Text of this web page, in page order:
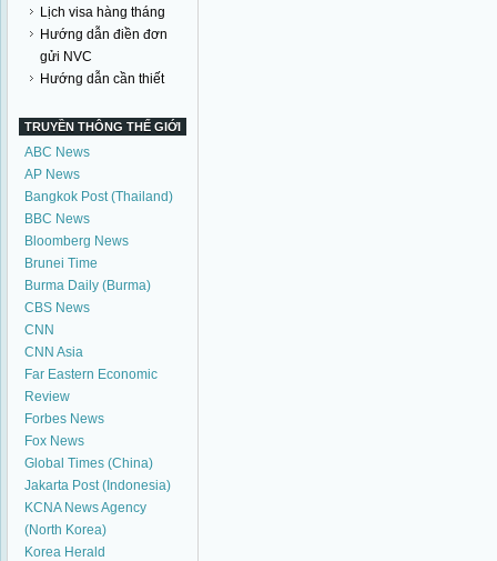
Lịch visa hàng tháng
Hướng dẫn điền đơn
gửi NVC
Hướng dẫn cần thiết
TRUYỀN THÔNG THẾ GIỚI
ABC News
AP News
Bangkok Post (Thailand)
BBC News
Bloomberg News
Brunei Time
Burma Daily (Burma)
CBS News
CNN
CNN Asia
Far Eastern Economic
Review
Forbes News
Fox News
Global Times (China)
Jakarta Post (Indonesia)
KCNA News Agency
(North Korea)
Korea Herald